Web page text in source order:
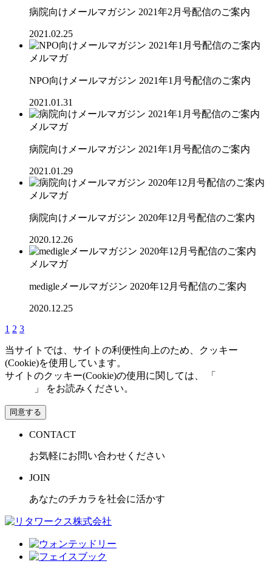
病院向けメールマガジン 2021年2月号配信のご案内
2021.02.25
メルマガ
NPO向けメールマガジン 2021年1月号配信のご案内
2021.01.31
メルマガ
病院向けメールマガジン 2021年1月号配信のご案内
2021.01.29
メルマガ
病院向けメールマガジン 2020年12月号配信のご案内
2020.12.26
メルマガ
medigleメールマガジン 2020年12月号配信のご案内
2020.12.25
1 2 3
当サイトでは、サイトの利便性向上のため、クッキー
(Cookie)を使用しています。
サイトのクッキー(Cookie)の使用に関しては、 「
」 をお読みください。
同意する
CONTACT
お気軽にお問い合わせください
JOIN
あなたのチカラを社会に活かす